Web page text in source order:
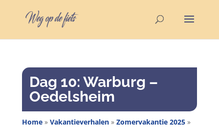
Dag 10: Warburg –
Oedelsheim
Home» Vakantieverhalen» Zomervakantie 2025»